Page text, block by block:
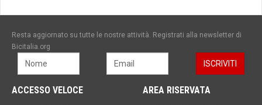
Resta aggiornato su tutte le nostre attività. Registrati alla newsletter di
Bicitalia.org
ACCESSO VELOCE AREA RISERVATA